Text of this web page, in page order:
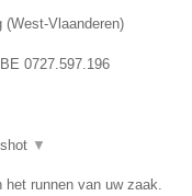
(West-Vlaanderen)
BE 0727.597.196
▼
runnen van uw zaak.